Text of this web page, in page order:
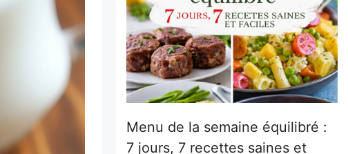
Menu de la semaine équilibré :
7 jours, 7 recettes saines et